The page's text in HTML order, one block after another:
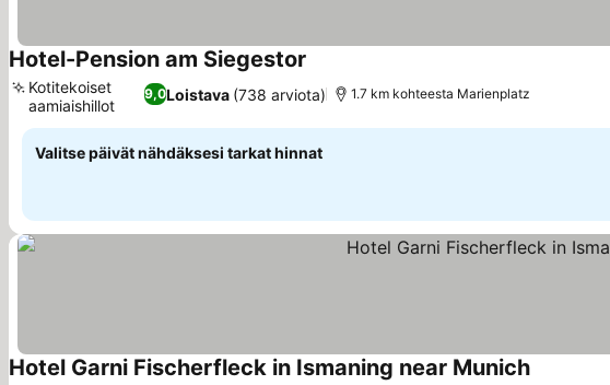
Hotel-Pension am Siegestor
9,0Loistava (738 arviota)
Kotitekoiset
aamiaishillot
1.7 km kohteesta Marienplatz
Valitse päivät nähdäksesi tarkat hinnat
Hotel Garni Fischerfleck in Ismaning near Munich